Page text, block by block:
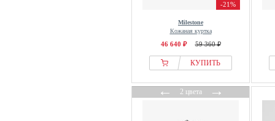
-21%
Milestone
Кожаная куртка
46 640 ₽ 59 360 ₽
КУПИТЬ
←2 цвета→